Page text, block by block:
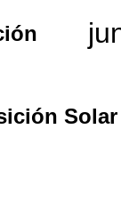
Solar